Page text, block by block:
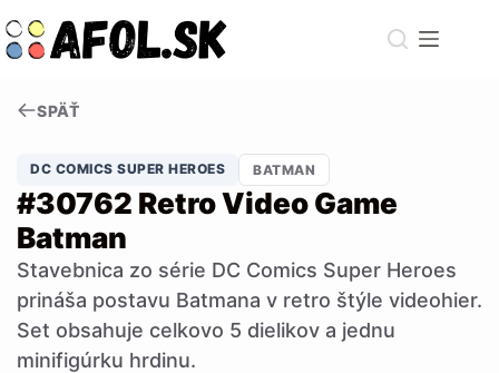
to
content
SPÄŤ
DC COMICS SUPER HEROES BATMAN
#30762 Retro Video Game
Batman
Stavebnica zo série DC Comics Super Heroes
prináša postavu Batmana v retro štýle videohier.
Set obsahuje celkovo 5 dielikov a jednu
minifigúrku hrdinu.